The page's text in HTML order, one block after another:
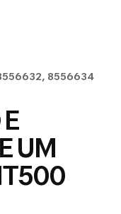
8556634
UM